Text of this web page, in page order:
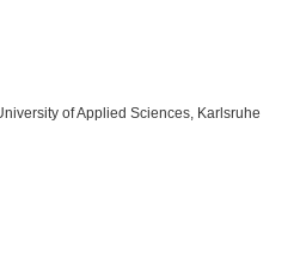
of Applied Sciences, Karlsruhe